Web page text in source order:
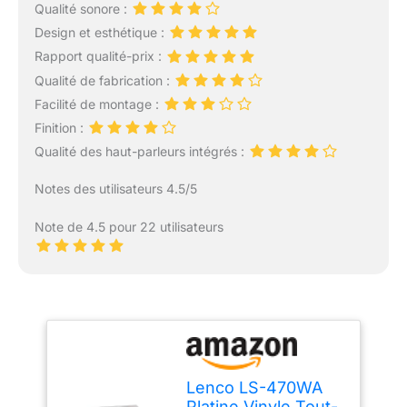
Qualité sonore :
Design et esthétique :
Rapport qualité-prix :
Qualité de fabrication :
Facilité de montage :
Finition :
Qualité des haut-parleurs intégrés :
Notes des utilisateurs 4.5/5
Note de 4.5 pour 22 utilisateurs
Lenco LS-470WA